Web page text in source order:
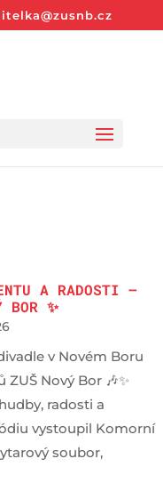
A RADOSTI —
BOR ✨
v Novém Boru
Nový Bor 🎶✨
radosti a
vystoupil Komorní
soubor,